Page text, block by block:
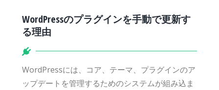
WordPressのプラグインを手動で更新す
る理由
WordPressには、コア、テーマ、プラグインのア
ップデートを管理するためのシステムが組み込ま